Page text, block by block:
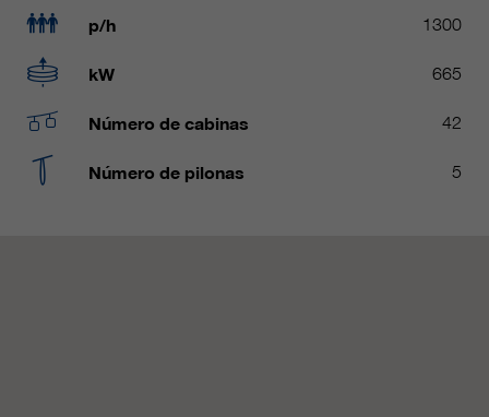
p/h 1300
kW 665
Número de cabinas 42
Número de pilonas 5
clientes/ socios.